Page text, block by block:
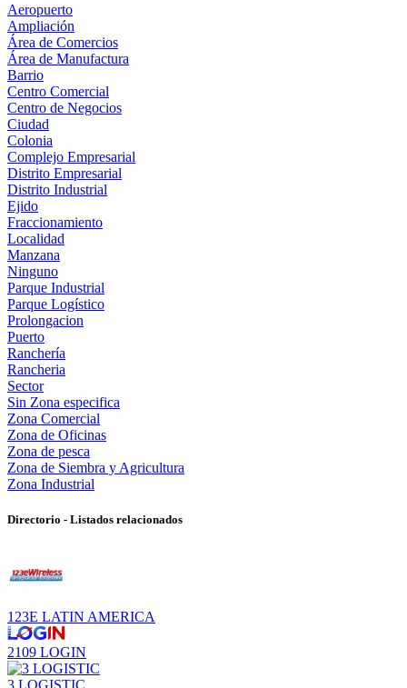
Aeropuerto
Ampliación
Área de Comercios
Área de Manufactura
Barrio
Centro Comercial
Centro de Negocios
Ciudad
Colonia
Complejo Empresarial
Distrito Empresarial
Distrito Industrial
Ejido
Fraccionamiento
Localidad
Manzana
Ninguno
Parque Industrial
Parque Logístico
Prolongacion
Puerto
Ranchería
Rancheria
Sector
Sin Zona especifica
Zona Comercial
Zona de Oficinas
Zona de pesca
Zona de Siembra y Agricultura
Zona Industrial
Directorio - Listados relacionados
123E LATIN AMERICA
2109 LOGIN
3 LOGISTIC